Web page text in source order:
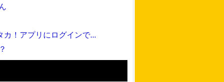
！アプリにログインで...